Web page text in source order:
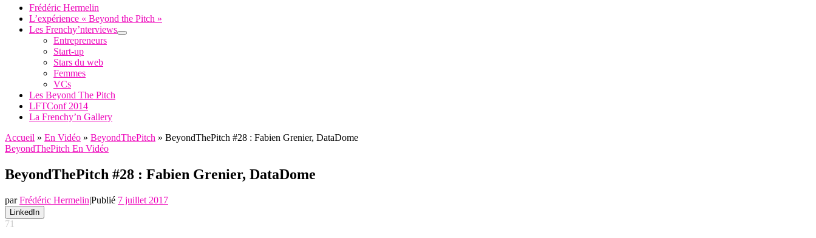
Frédéric Hermelin
L’expérience « Beyond the Pitch »
Les Frenchy’nterviews
Entrepreneurs
Start-up
Stars du web
Femmes
VCs
Les Beyond The Pitch
LFTConf 2014
La Frenchy’n Gallery
Accueil » En Vidéo » BeyondThePitch » BeyondThePitch #28 : Fabien Grenier, DataDome
BeyondThePitch En Vidéo
BeyondThePitch #28 : Fabien Grenier, DataDome
parFrédéric Hermelin|Publié 7 juillet 2017
LinkedIn
71